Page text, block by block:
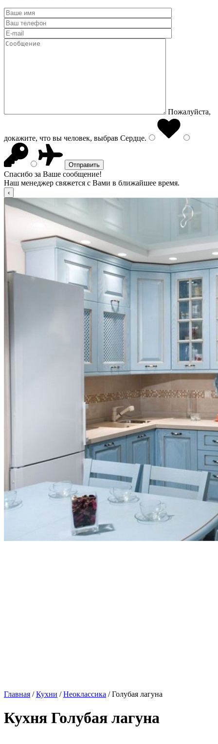
Пожалуйста,
докажите, что вы человек, выбрав Сердце.
Спасибо за Ваше сообщение!
Наш менеджер свяжется с Вами в ближайшее время.
Главная /Кухни /Неоклассика / Голубая лагуна
Кухня Голубая лагуна